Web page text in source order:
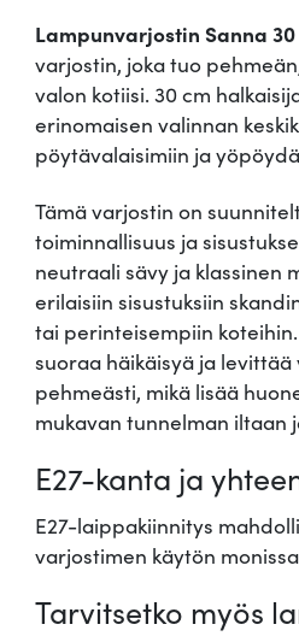
ä
Lampunvarjostin Sanna 30
varjostin, joka tuo
valon kotiisi. 30 cm
erinomaisen valinnan
pöytävalaisimiin ja
Tämä varjostin on
toiminnallisuus ja
neutraali sävy ja klassinen
erilaisiin sisustuksiin
tai perinteisempiin
suoraa häikäisyä ja levittää
pehmeästi, mikä lisää
mukavan tunnelman iltaan
E27-kanta ja
E27-laippakiinnitys
varjostimen käytön
Tarvitsetko myös